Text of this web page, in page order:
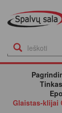
Glaistas-klijai